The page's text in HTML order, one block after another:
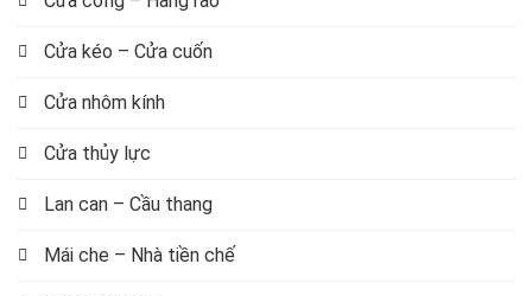
Cửa kéo – Cửa cuốn
Cửa nhôm kính
Cửa thủy lực
Lan can – Cầu thang
Mái che – Nhà tiền chế